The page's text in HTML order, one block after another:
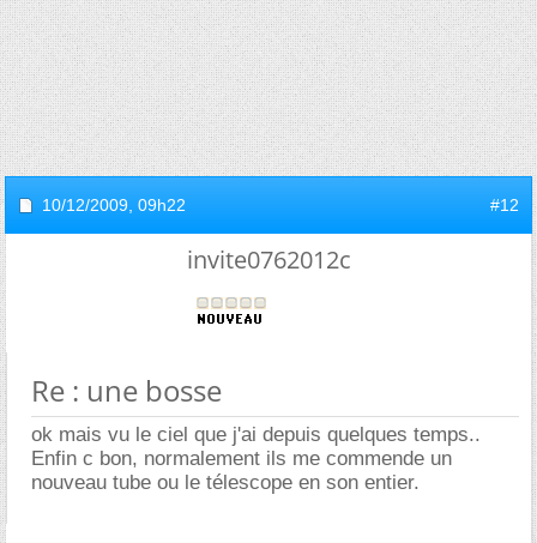
10/12/2009, 09h22 #12
invite0762012c
Re : une bosse
ok mais vu le ciel que j'ai depuis quelques temps..
Enfin c bon, normalement ils me commende un
nouveau tube ou le télescope en son entier.